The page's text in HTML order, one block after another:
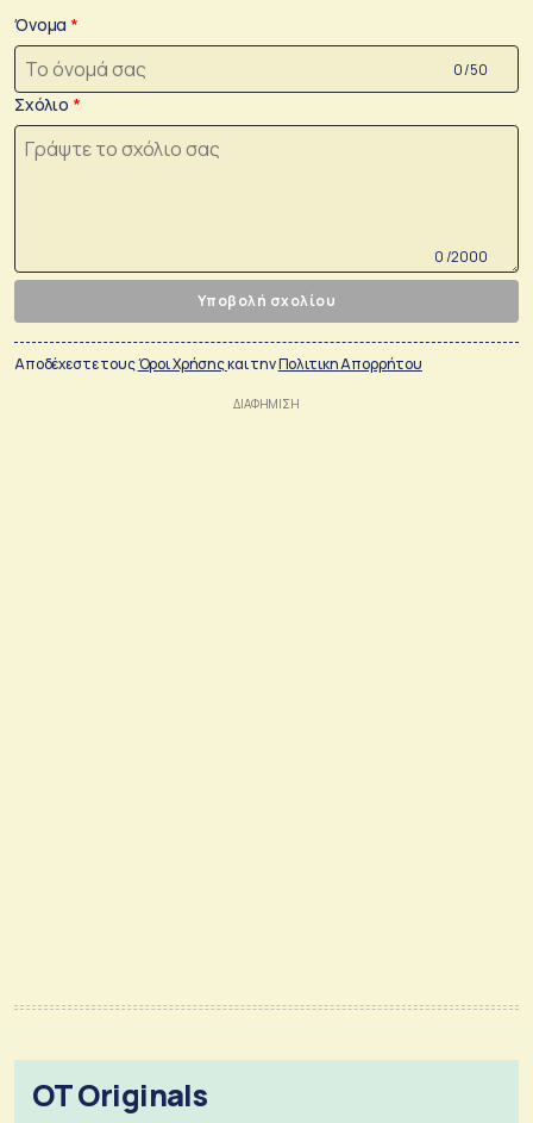
Όνομα
0 /50
Σχόλιο
0 /2000
Υποβολή σχολίου
Αποδέχεστε τουςΌροι Χρήσηςκαι τηνΠολιτικη Απορρήτου
OT Originals